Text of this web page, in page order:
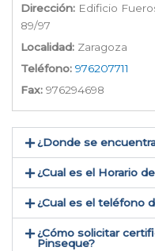
Dirección: Edificio
89/97
Localidad: Zaragoza
Teléfono: 976207711
Fax: 976294698
¿Donde se
¿Cual es el Horario
¿Cual es el teléfono
¿Cómo solicitar
Pinseque​?